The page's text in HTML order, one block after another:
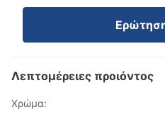
Λεπτομέρειες προιόντος
Χρώμα: